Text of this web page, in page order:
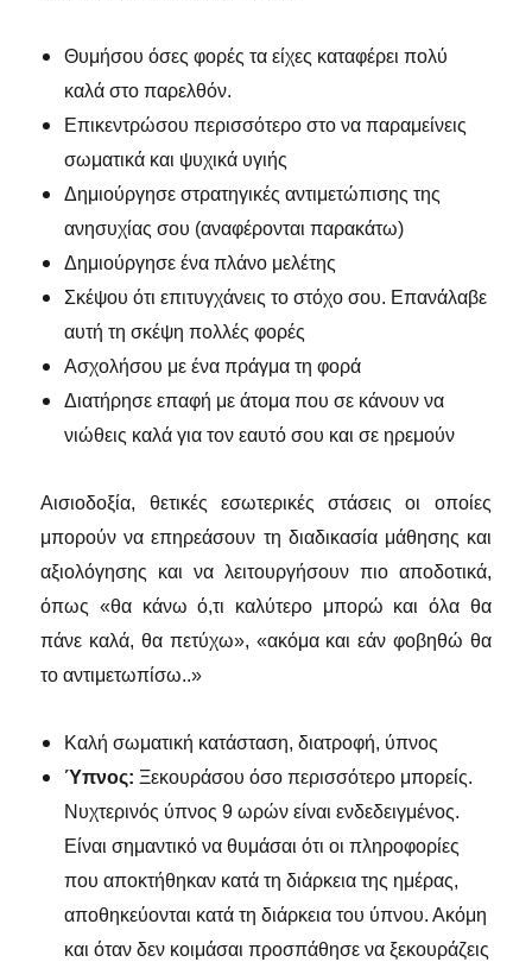
Θυμήσου όσες φορές τα είχες καταφέρει πολύ
καλά στο παρελθόν.
Επικεντρώσου περισσότερο στο να παραμείνεις
σωματικά και ψυχικά υγιής
Δημιούργησε στρατηγικές αντιμετώπισης της
ανησυχίας σου (αναφέρονται παρακάτω)
Δημιούργησε ένα πλάνο μελέτης
Σκέψου ότι επιτυγχάνεις το στόχο σου. Επανάλαβε
αυτή τη σκέψη πολλές φορές
Ασχολήσου με ένα πράγμα τη φορά
Διατήρησε επαφή με άτομα που σε κάνουν να
νιώθεις καλά για τον εαυτό σου και σε ηρεμούν
Αισιοδοξία, θετικές εσωτερικές στάσεις οι οποίες
μπορούν να επηρεάσουν τη διαδικασία μάθησης και
αξιολόγησης και να λειτουργήσουν πιο αποδοτικά,
όπως «θα κάνω ό,τι καλύτερο μπορώ και όλα θα
πάνε καλά, θα πετύχω», «ακόμα και εάν φοβηθώ θα
το αντιμετωπίσω..»
Καλή σωματική κατάσταση, διατροφή, ύπνος
Ύπνος: Ξεκουράσου όσο περισσότερο μπορείς.
Νυχτερινός ύπνος 9 ωρών είναι ενδεδειγμένος.
Είναι σημαντικό να θυμάσαι ότι οι πληροφορίες
που αποκτήθηκαν κατά τη διάρκεια της ημέρας,
αποθηκεύονται κατά τη διάρκεια του ύπνου. Ακόμη
και όταν δεν κοιμάσαι προσπάθησε να ξεκουράζεις